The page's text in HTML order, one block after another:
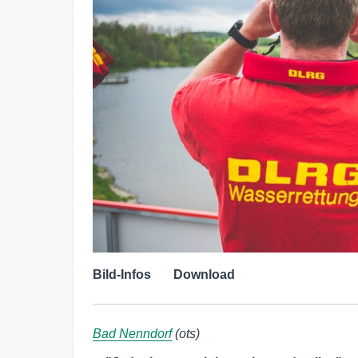
Bild-Infos Download
Bad Nenndorf(ots)